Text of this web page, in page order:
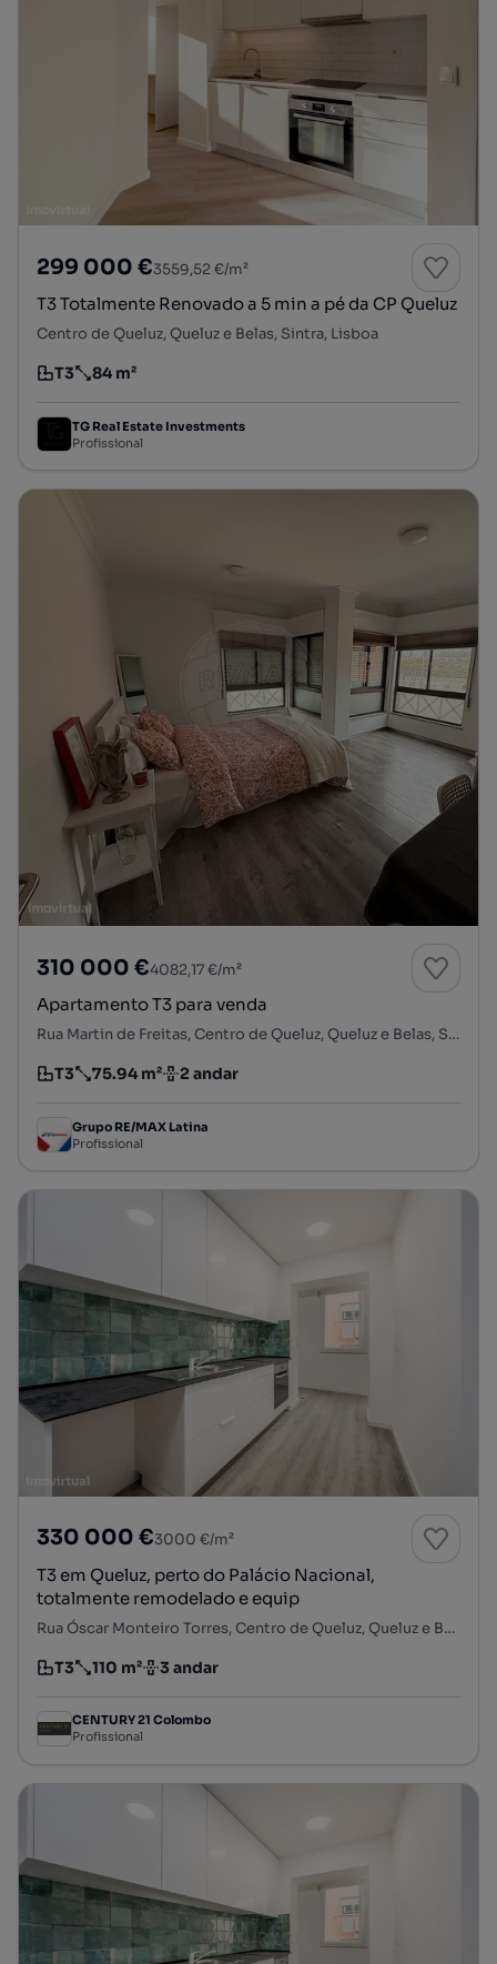
299 000 €3559,52 €/m²
T3 Totalmente Renovado a 5 min a pé da CP Queluz
Centro de Queluz, Queluz e Belas, Sintra, Lisboa
Tipologia
T3
Preço por metro quadrado
84 m²
TG Real Estate Investments
Profissional
310 000 €4082,17 €/m²
Apartamento T3 para venda
Rua Martin de Freitas, Centro de Queluz, Queluz e Belas, Sintra, Lisboa
Tipologia
T3
Preço por metro quadrado
75.94 m²
Andar 2 andar
Grupo RE/MAX Latina
Profissional
330 000 €3000 €/m²
T3 em Queluz, perto do Palácio Nacional,
totalmente remodelado e equip
Rua Óscar Monteiro Torres, Centro de Queluz, Queluz e Belas, Sintra, Lisboa
Tipologia
T3
Preço por metro quadrado
110 m²
Andar 3 andar
CENTURY 21 Colombo
Profissional